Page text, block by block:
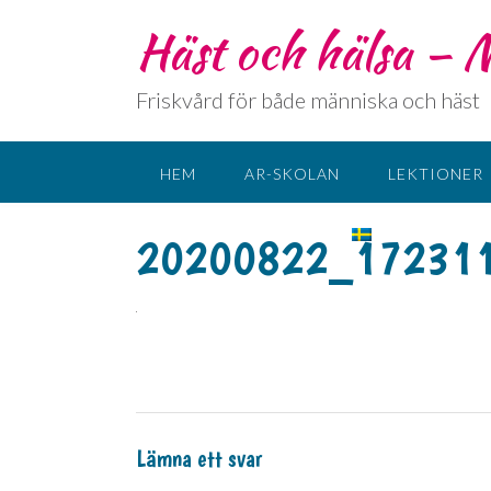
Häst och hälsa –
Friskvård för både människa och häst
HEM AR-SKOLAN LEKTIONER
Lämna ett svar